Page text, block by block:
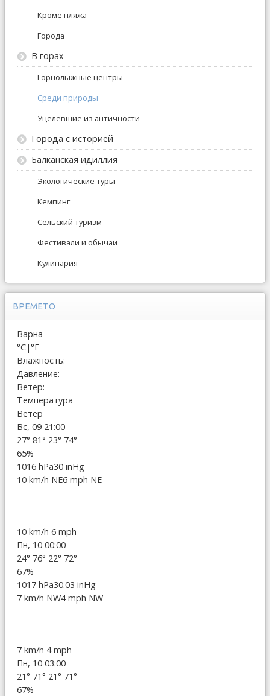
Кроме пляжа
Города
В горах
Горнолыжные центры
Среди природы
Уцелевшие из античности
Города с историей
Балканская идиллия
Экологические туры
Кемпинг
Сельский туризм
Фестивали и обычаи
Кулинария
ВРЕМЕТО
Варна
°C|°F
Влажность:
Давление:
Ветер:
Температура
Ветер
Вс, 09 21:00
27° 81° 23° 74°
65%
1016 hPa30 inHg
10 km/h NE6 mph NE
10 km/h 6 mph
Пн, 10 00:00
24° 76° 22° 72°
67%
1017 hPa30.03 inHg
7 km/h NW4 mph NW
7 km/h 4 mph
Пн, 10 03:00
21° 71° 21° 71°
67%